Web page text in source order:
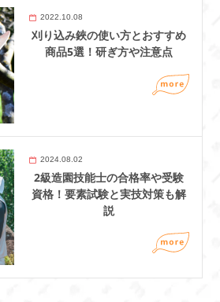
2022.10.08
刈り込み鋏の使い方とおすすめ
商品5選！研ぎ方や注意点
2024.08.02
2級造園技能士の合格率や受験
資格！要素試験と実技対策も解
説